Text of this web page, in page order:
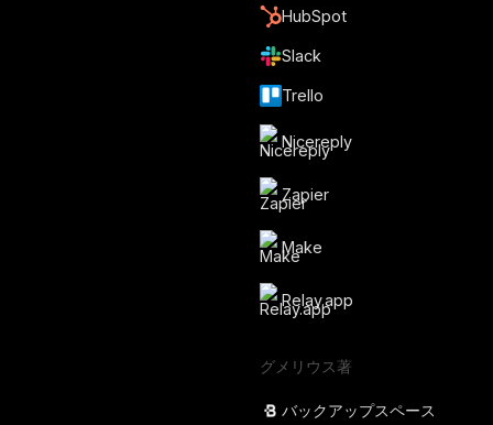
HubSpot
Slack
Trello
Nicereply
Zapier
Make
Relay.app
グメリウス著
バックアップスペース